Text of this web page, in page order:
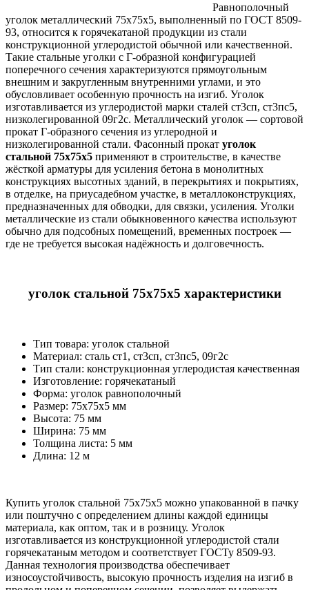
Равнополочный
уголок металлический 75х75х5, выполненный по ГОСТ 8509-
93, относится к горячекатаной продукции из стали
конструкционной углеродистой обычной или качественной.
Такие стальные уголки с Г-образной конфигурацией
поперечного сечения характеризуются прямоугольным
внешним и закругленным внутренними углами, и это
обусловливает особенную прочность на изгиб. Уголок
изготавливается из углеродистой марки сталей ст3сп, ст3пс5,
низколегированной 09г2с. Металлический уголок — сортовой
прокат Г-образного сечения из углеродной и
низколегированной стали. Фасонный прокат уголок
стальной 75х75х5 применяют в строительстве, в качестве
жёсткой арматуры для усиления бетона в монолитных
конструкциях высотных зданий, в перекрытиях и покрытиях,
в отделке, на приусадебном участке, в металлоконструкциях,
предназначенных для обводки, для связки, усиления. Уголки
металлические из стали обыкновенного качества используют
обычно для подсобных помещений, временных построек —
где не требуется высокая надёжность и долговечность.
уголок стальной 75х75х5 характеристики
Тип товара: уголок стальной
Материал: cталь ст1, ст3сп, ст3пс5, 09г2с
Тип стали: конструкционная углеродистая качественная
Изготовление: горячекатаный
Форма: уголок равнополочный
Размер: 75х75х5 мм
Высота: 75 мм
Ширина: 75 мм
Толщина листа: 5 мм
Длина: 12 м
Купить уголок стальной 75х75х5 можно упакованной в пачку
или поштучно с определением длины каждой единицы
материала, как оптом, так и в розницу. Уголок
изготавливается из конструкционной углеродистой стали
горячекатаным методом и соответствует ГОСТу 8509-93.
Данная технология производства обеспечивает
износоустойчивость, высокую прочность изделия на изгиб в